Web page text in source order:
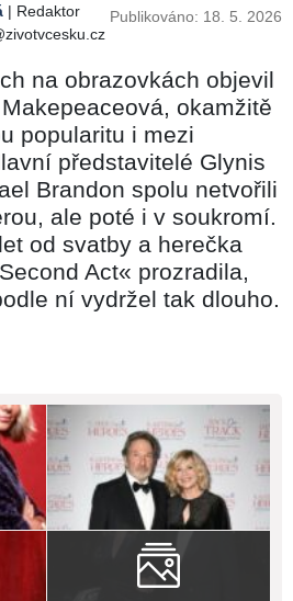
| Redaktor
Publikováno: 18. 5. 2026
na obrazovkách objevil
okamžitě
popularitu i mezi
představitelé Glynis
Brandon spolu netvořili
ale poté i v soukromí.
od svatby a herečka
Act« prozradila,
ní vydržel tak dlouho.